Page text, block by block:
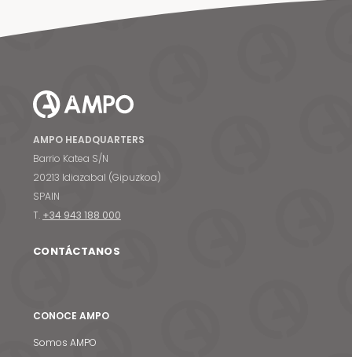
AMPO HEADQUARTERS
Barrio Katea S/N
20213 Idiazabal (Gipuzkoa)
SPAIN
T. +34 943 188 000
CONTÁCTANOS
CONOCE AMPO
Somos AMPO